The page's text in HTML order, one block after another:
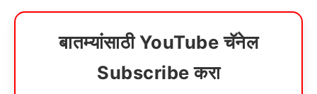
बातम्यांसाठी YouTube चॅनेल
Subscribe करा